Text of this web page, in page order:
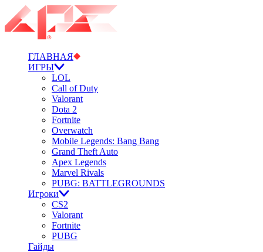
ГЛАВНАЯ
ИГРЫ
LOL
Call of Duty
Valorant
Dota 2
Fortnite
Overwatch
Mobile Legends: Bang Bang
Grand Theft Auto
Apex Legends
Marvel Rivals
PUBG: BATTLEGROUNDS
Игроки
CS2
Valorant
Fortnite
PUBG
Гайды